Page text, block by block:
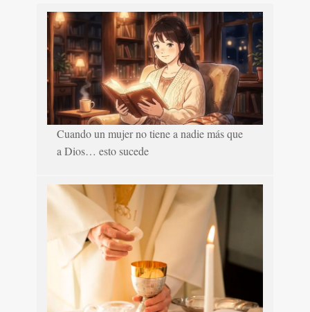
Cuando un mujer no tiene a nadie más que
a Dios… esto sucede